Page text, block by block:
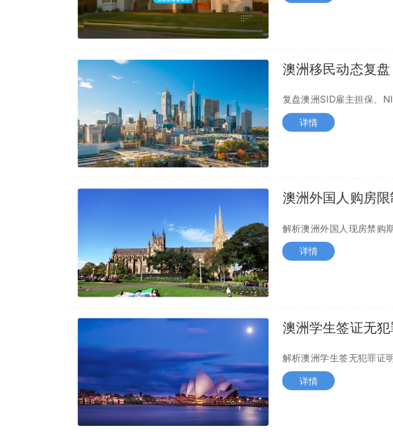
澳洲移民动态复
复盘澳洲SID雇主担保、
详情
澳洲外国人购房
解析澳洲外国人现房禁购
详情
澳洲学生签证无
解析澳洲学生签无犯罪证
详情